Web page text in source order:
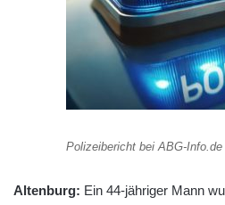
Polizeibericht bei ABG-Info.de
Altenburg: Ein 44-jähriger Mann